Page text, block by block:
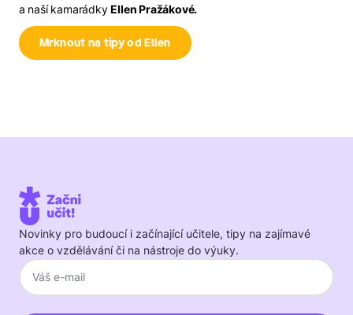
a naší kamarádkyEllen Pražákové.
Mrknout na tipy od Ellen
Novinky pro budoucí i začínající učitele, tipy na zajímavé
akce o vzdělávání či na nástroje do výuky.